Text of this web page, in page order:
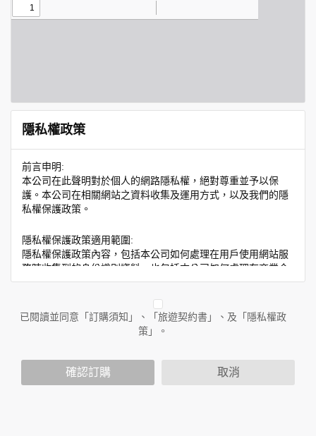
隱私權政策
前言申明:
本公司在此聲明對於個人的網路隱私權，絕對尊重並予以保
護。本公司在相關網站之資料收集及運用方式，以及我們的隱
私權保護政策。
隱私權保護政策適用範圍:
隱私權保護政策內容，包括本公司如何處理在用戶使用網站服
務時收集到的身份識別資料，也包括本公司如何處理在商業合
作與本公司合作時分享的任何身份識別資料。隱私權保護政策
人員。例如您透過本公司旗下網站上的廣告廠商連結，這些置
放連結的廠商也可能蒐集您個人的資料。對於您主動提供的個
人資訊，這些廣告廠商或連結網站有其個別的隱私權保護政
您個人在本網站上的聊天室或討論區中任意公開個人資料的行
已閱讀並同意「訂購須知」、「旅遊契約書」、及「隱私權政
策」。
確認訂購 取消